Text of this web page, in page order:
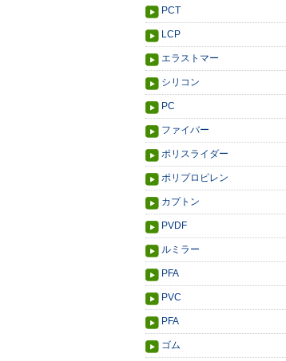
PCT
LCP
エラストマー
シリコン
PC
ファイバー
ポリスライダー
ポリプロピレン
カプトン
PVDF
ルミラー
PFA
PVC
PFA
ゴム